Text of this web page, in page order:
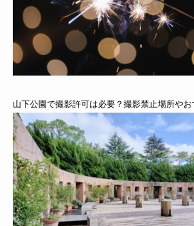
山下公園で撮影許可は必要？撮影禁止場所や